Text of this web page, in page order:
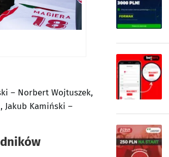
– Norbert Wojtuszek,
Jakub Kamiński –